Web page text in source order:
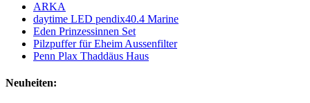
ARKA
daytime LED pendix40.4 Marine
Eden Prinzessinnen Set
Pilzpuffer für Eheim Aussenfilter
Penn Plax Thaddäus Haus
Neuheiten: